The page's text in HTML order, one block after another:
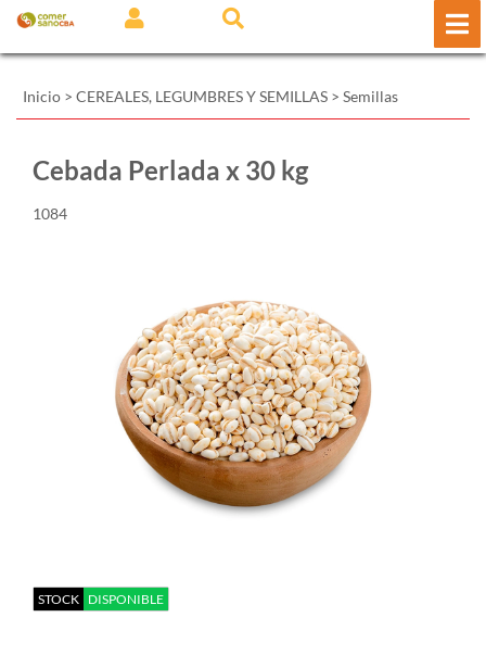
Inicio > CEREALES, LEGUMBRES Y SEMILLAS > Semillas
Cebada Perlada x 30 kg
1084
STOCK DISPONIBLE